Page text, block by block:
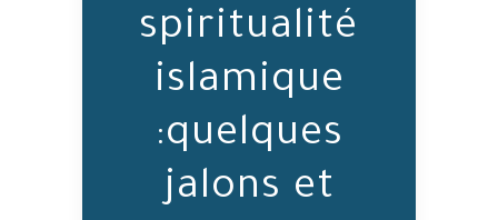
spiritualité
islamique
:quelques
jalons et